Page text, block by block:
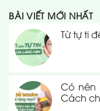
BÀI VIẾT MỚI NHẤT
Từ tự ti
Có nên
Cách